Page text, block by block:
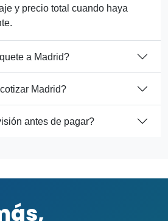
y precio total cuando haya
a Madrid?
Madrid?
antes de pagar?